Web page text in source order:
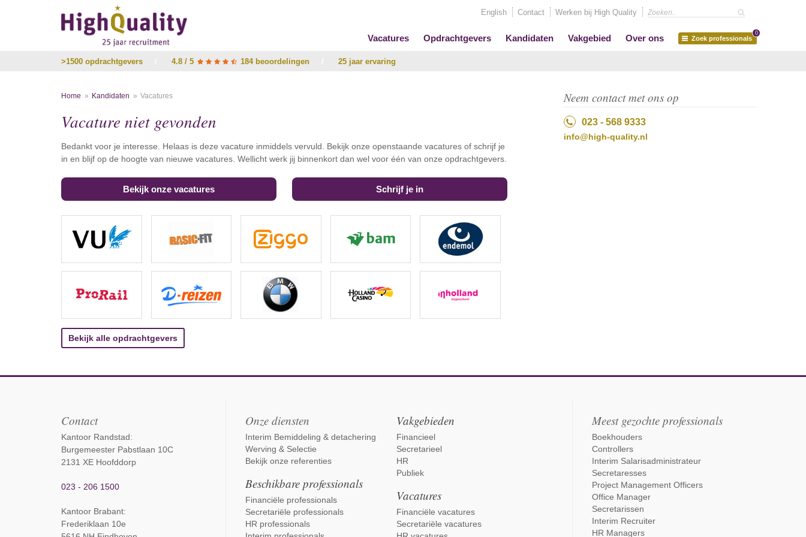
English Contact Werken bij High Quality
Vacatures Opdrachtgevers Kandidaten Vakgebied Over ons Zoek professionals
0
>1500 opdrachtgevers 4.8 / 5 184 beoordelingen 25 jaar ervaring
Home Kandidaten Vacatures
Vacature niet gevonden
Bedankt voor je interesse. Helaas is deze vacature inmiddels vervuld. Bekijk onze openstaande vacatures of schrijf je
in en blijf op de hoogte van nieuwe vacatures. Wellicht werk jij binnenkort dan wel voor één van onze opdrachtgevers.
Bekijk onze vacatures Schrijf je in
Bekijk alle opdrachtgevers
Neem contact met ons op
023 - 568 9333
info@high-quality.nl
Contact
Kantoor Randstad:
Burgemeester Pabstlaan 10C
2131 XE Hoofddorp
023 - 206 1500
Kantoor Brabant:
Frederiklaan 10e
Onze diensten
Interim Bemiddeling & detachering
Werving & Selectie
Bekijk onze referenties
Beschikbare professionals
Financiële professionals
Secretariële professionals
HR professionals
Vakgebieden
Financieel
Secretarieel
HR
Publiek
Vacatures
Financiële vacatures
Secretariële vacatures
Meest gezochte professionals
Boekhouders
Controllers
Interim Salarisadministrateur
Secretaresses
Project Management Officers
Office Manager
Secretarissen
Interim Recruiter
HR Managers